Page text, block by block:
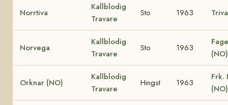
Norrtiva
Kallblodig
Travare
Sto 1963 Triva
Norvega
Kallblodig
Travare
Sto 1963
(NO)
Orknar (NO)
Kallblodig
Travare
Hingst 1963
Frk.
(NO)